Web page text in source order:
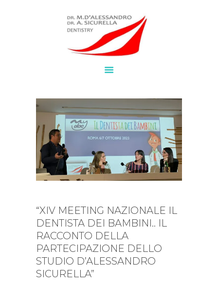
NEWS
CHI SIAMO
LAVORA CON NOI
CONTATTI
WHATSAPP
“XIV MEETING NAZIONALE IL
DENTISTA DEI BAMBINI.. IL
RACCONTO DELLA
PARTECIPAZIONE DELLO
STUDIO D’ALESSANDRO
SICURELLA”